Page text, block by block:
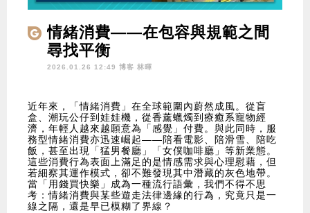
情緒消費——在包容與規範之間
尋找平衡
2026.01.26 12:49 博客 林暉
近年來，「情緒消費」在全球範圍內蔚然成風。從盲
盒、潮玩公仔到娃娃機，從香薰蠟燭到療癒系寵物經
濟，年輕人越來越願意為「感覺」付費。與此同時，服
務型情緒消費亦迅速崛起——陪看電影、陪滑雪、陪吃
飯，甚至出現「猛男餐廳」「女僕咖啡廳」等新業態。
這些消費行為表面上滿足的是情感需求與心理慰藉，但
若細察其運作模式，卻不難發現其中潛藏的灰色地帶。
當「用錢買快樂」成為一種流行語彙，我們不得不思
考：情緒消費與某些遊走法律邊緣的行為，究竟只是一
線之隔，還是早已模糊了界線？